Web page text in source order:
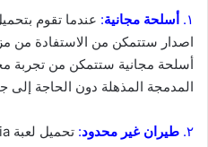
١. أسلحة مجانية:
اصدار ستتمكن من الاستفادة من
أسلحة مجانية ستتمكن من تجربة
المدمجة المذهلة دون الحاجة إلى
٢. طيران غير محدود: